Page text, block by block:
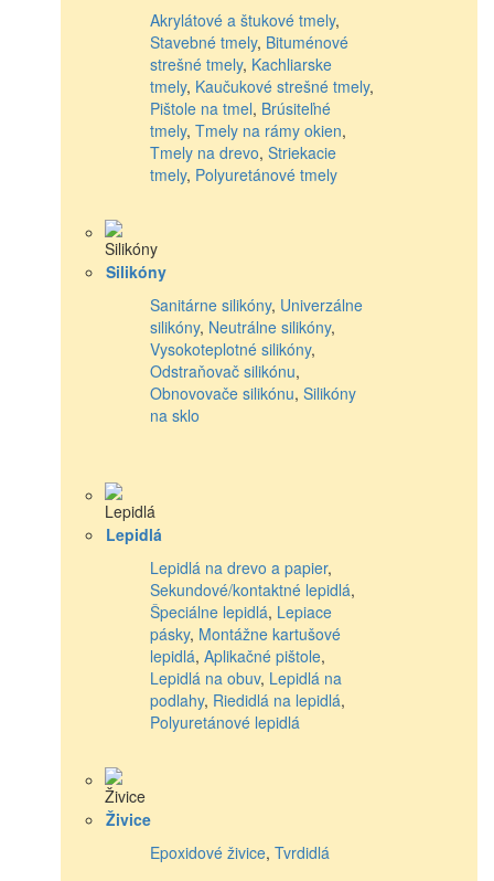
Akrylátové a štukové tmely,
Stavebné tmely, Bituménové
strešné tmely, Kachliarske
tmely, Kaučukové strešné tmely,
Pištole na tmel, Brúsiteľné
tmely, Tmely na rámy okien,
Tmely na drevo, Striekacie
tmely, Polyuretánové tmely
Silikóny
Sanitárne silikóny, Univerzálne
silikóny, Neutrálne silikóny,
Vysokoteplotné silikóny,
Odstraňovač silikónu,
Obnovovače silikónu, Silikóny
na sklo
Lepidlá
Lepidlá na drevo a papier,
Sekundové/kontaktné lepidlá,
Špeciálne lepidlá, Lepiace
pásky, Montážne kartušové
lepidlá, Aplikačné pištole,
Lepidlá na obuv, Lepidlá na
podlahy, Riedidlá na lepidlá,
Polyuretánové lepidlá
Živice
Epoxidové živice, Tvrdidlá